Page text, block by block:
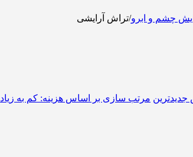
چشم و ابرو/تراش آرایشی
مرتب سازی بر اساس هزینه: کم به زیاد